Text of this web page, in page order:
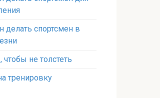
делать спортсмен в
чтобы не толстеть
тренировку